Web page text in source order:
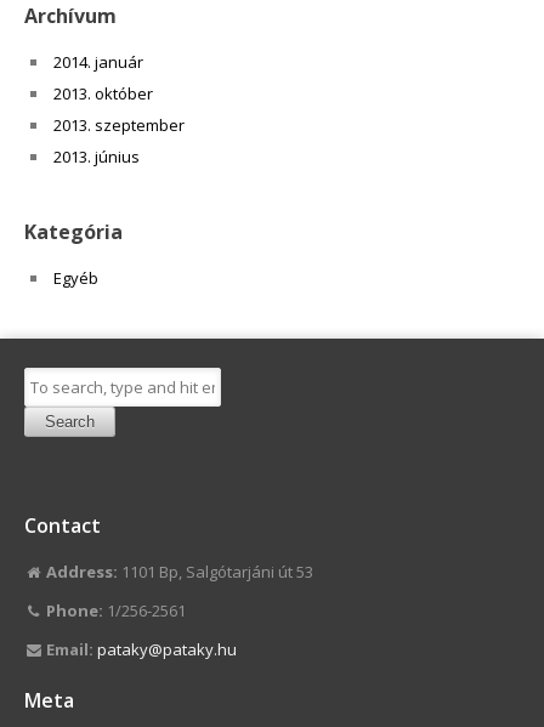
Archívum
2014. január
2013. október
2013. szeptember
2013. június
Kategória
Egyéb
Search
Contact
Address: 1101 Bp, Salgótarjáni út 53
Phone: 1/256-2561
Email: pataky@pataky.hu
Meta